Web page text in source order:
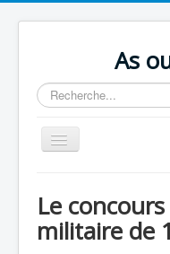
As
Rechercher
Basculer
la
Chronologie
Escadrilles
Le
militaire de